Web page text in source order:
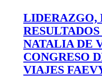
LIDERAZGO,
NATALIA DE
CONGRESO
VIAJES